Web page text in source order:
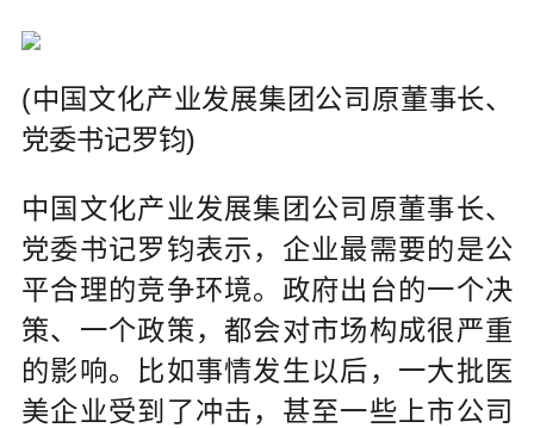
(中国文化产业发展集团公司原董事长、
党委书记罗钧)
中国文化产业发展集团公司原董事长、
党委书记罗钧表示，企业最需要的是公
平合理的竞争环境。政府出台的一个决
策、一个政策，都会对市场构成很严重
的影响。比如事情发生以后，一大批医
美企业受到了冲击，甚至一些上市公司